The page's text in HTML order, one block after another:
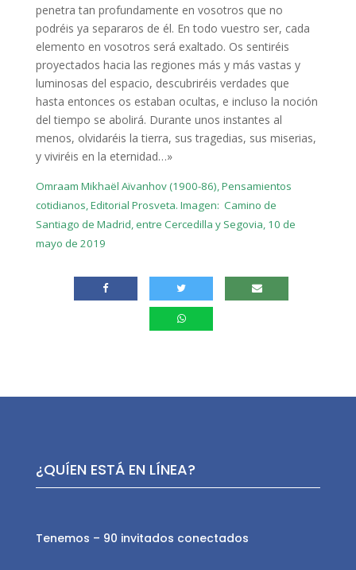
penetra tan profundamente en vosotros que no
podréis ya separaros de él. En todo vuestro ser, cada
elemento en vosotros será exaltado. Os sentiréis
proyectados hacia las regiones más y más vastas y
luminosas del espacio, descubriréis verdades que
hasta entonces os estaban ocultas, e incluso la noción
del tiempo se abolirá. Durante unos instantes al
menos, olvidaréis la tierra, sus tragedias, sus miserias,
y viviréis en la eternidad…»
Omraam Mikhaël Aïvanhov (1900-86), Pensamientos
cotidianos, Editorial Prosveta. Imagen: Camino de
Santiago de Madrid, entre Cercedilla y Segovia, 10 de
mayo de 2019
¿QUÍEN ESTÁ EN LÍNEA?
Tenemos – 90 invitados conectados